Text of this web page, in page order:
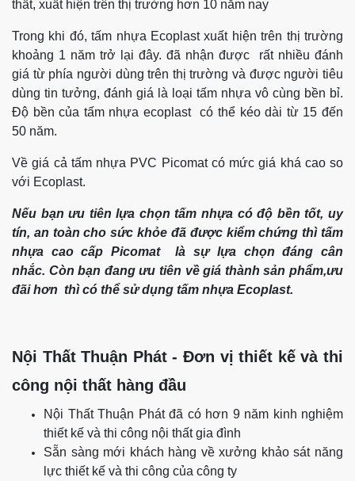
thất, xuất hiện trên thị trường hơn 10 năm nay
Trong khi đó, tấm nhựa Ecoplast xuất hiện trên thị trường
khoảng 1 năm trở lại đây. đã nhận được rất nhiều đánh
giá từ phía người dùng trên thị trường và được người tiêu
dùng tin tưởng, đánh giá là loại tấm nhựa vô cùng bền bỉ.
Độ bền của tấm nhựa ecoplast có thể kéo dài từ 15 đến
50 năm.
Về giá cả tấm nhựa PVC Picomat có mức giá khá cao so
với Ecoplast.
Nếu bạn ưu tiên lựa chọn tấm nhựa có độ bền tốt, uy
tín, an toàn cho sức khỏe đã được kiểm chứng thì tấm
nhựa cao cấp Picomat là sự lựa chọn đáng cân
nhắc. Còn bạn đang ưu tiên về giá thành sản phẩm,ưu
đãi hơn thì có thể sử dụng tấm nhựa Ecoplast.
Nội Thất Thuận Phát - Đơn vị thiết kế và thi
công nội thất hàng đầu
Nội Thất Thuận Phát đã có hơn 9 năm kinh nghiệm
thiết kế và thi công nội thất gia đình
Sẵn sàng mới khách hàng về xưởng khảo sát năng
lực thiết kế và thi công của công ty